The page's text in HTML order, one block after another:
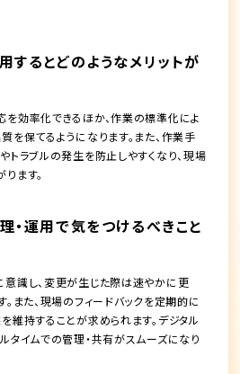
するとどのようなメリットが
効率化できるほか、作業の標準化によ
を保てるようになります。また、作業手
トラブルの発生を防止しやすくなり、現場
ます。
・運用で気をつけるべきこと
識し、変更が生じた際は速やかに更
また、現場のフィードバックを定期的に
維持することが求められます。デジタル
タイムでの管理・共有がスムーズになり